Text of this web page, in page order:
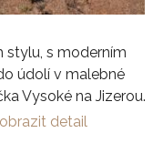
stylu, s moderním
údolí v malebné
Vysoké na Jizerou.
detail